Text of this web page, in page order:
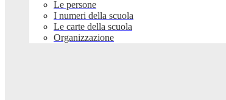
Le persone
I numeri della scuola
Le carte della scuola
Organizzazione